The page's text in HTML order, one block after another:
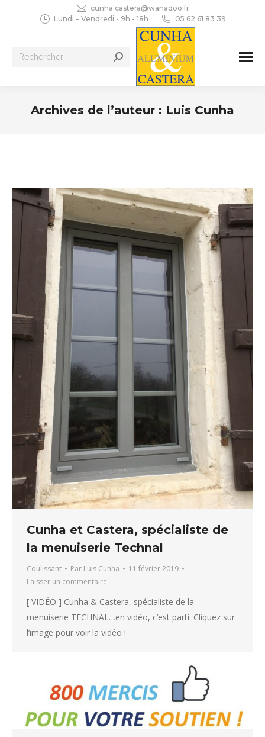
cunha.castera@wanadoo.fr
Lundi – Vendredi - 9h - 18h
05 62 61 83 39
Recherche
Archives de l’auteur : Luis Cunha
Cunha et Castera, spécialiste de
la menuiserie Technal
Coulissant Par Luis Cunha
11 février 2019
Laisser un commentaire
[ VIDÉO ] Cunha & Castera, spécialiste de la
menuiserie TECHNAL…en vidéo, c’est parti. Cliquez sur
l’image pour voir la vidéo !